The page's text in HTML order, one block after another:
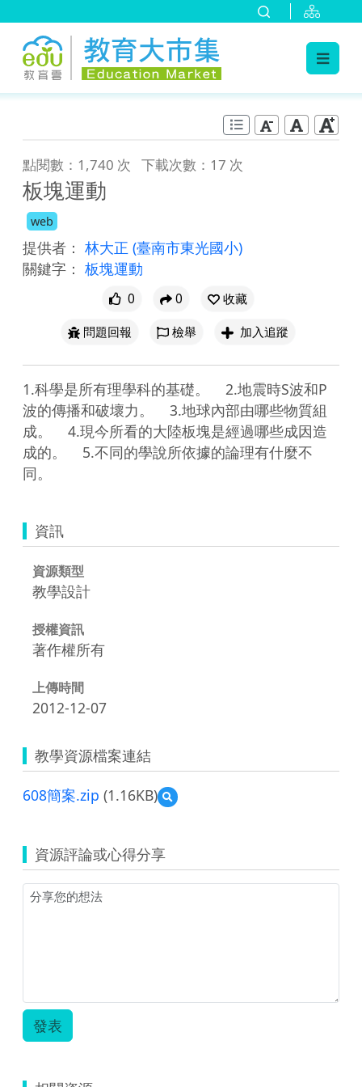
點閱數：1,740 次 下載次數：17 次
板塊運動
web
提供者： 林大正 (臺南市東光國小)
關鍵字： 板塊運動
0 0
收藏
問題回報
檢舉 加入追蹤
1.科學是所有理學科的基礎。    2.地震時S波和P
波的傳播和破壞力。    3.地球內部由哪些物質組
成。    4.現今所看的大陸板塊是經過哪些成因造
成的。    5.不同的學說所依據的論理有什麼不
同。
資訊
資源類型
教學設計
授權資訊
著作權所有
上傳時間
2012-12-07
教學資源檔案連結
608簡案.zip (1.16KB)
預
覽
資源評論或心得分享
發表